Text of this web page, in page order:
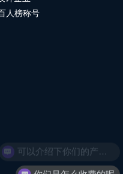
人榜称号